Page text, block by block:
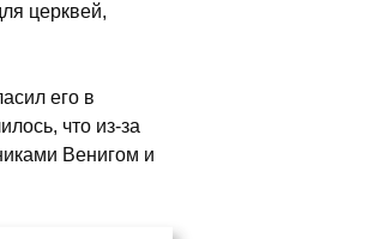
церквей,
его в
что из-за
Венигом и